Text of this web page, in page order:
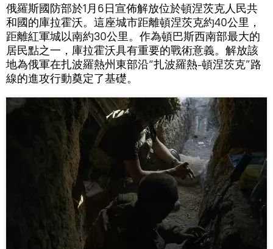
俄羅斯國防部於1月6日宣佈解放位於頓涅茨克人民共
和國的庫拉霍沃。這座城市距離頓涅茨克約40公里，
距離紅軍城以南約30公里。作為頓巴斯西南部最大的
居民點之一，庫拉霍沃具有重要的戰術意義。解放該
地為俄軍在扎波羅熱州東部沿“扎波羅熱-頓涅茨克”路
線的進攻行動奠定了基礎。